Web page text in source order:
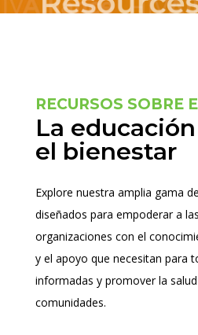
RECURSOS SOBRE
La
el bienestar
Explore nuestra amplia gama
diseñados para empoderar a
organizaciones con el
y el apoyo que necesitan para
informadas y promover la
comunidades.